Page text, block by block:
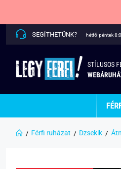
SEGÍTHETÜNK? hétfő-péntek
STÍLUSOS
Férfi ruházat Dzsekik